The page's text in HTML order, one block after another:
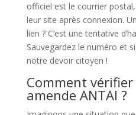
officiel est le courrier
leur site après connexion.
lien ? C’est une tentative
Sauvegardez le numéro et
notre devoir citoyen !
Comment vérifier
amende ANTAI ?